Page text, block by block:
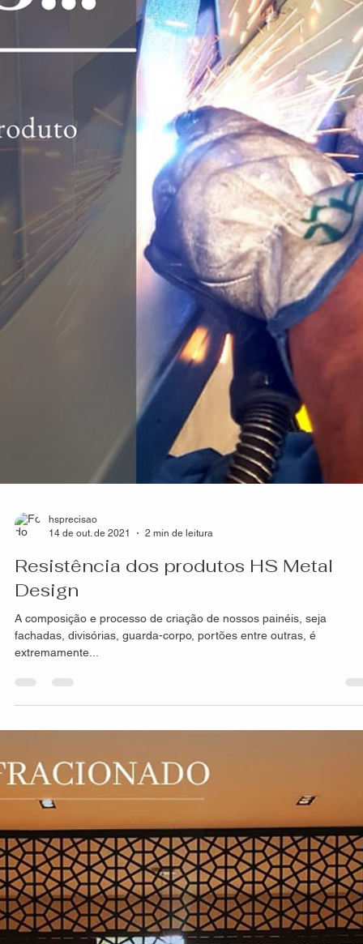
21 de out. de 2021
2 min de leitura
Fachadas e Brises, uma excelente
opção para decoração externa :
Vantagens e Funções
Uma forte tendência que existe atualmente na arquitetura, seja em
residências, prédios ou espaços públicos, são as fachadas